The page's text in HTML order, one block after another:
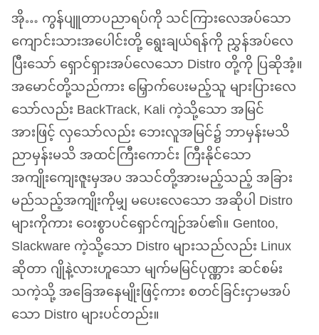
အို… ကွန်ပျူတာပညာရပ်ကို သင်ကြားလေအပ်သော
ကျောင်းသားအပေါင်းတို့ ရွေးချယ်ရန်ကို ညွှန်အပ်လေ
ပြီးသော် ရှောင်ရှားအပ်လေသော Distro တို့ကို ပြဆိုအံ့။
အမောင်တို့သည်ကား မြှောက်ပေးမည့်သူ များပြားလေ
သော်လည်း BackTrack, Kali ကဲ့သို့သော အမြင်
အားဖြင့် လှသော်လည်း ဘေးလူအမြင်၌ ဘာမှန်းမသိ
ညာမှန်းမသိ အထင်ကြီးကောင်း ကြီးနိုင်သော
အကျိုးကျေးဇူးမှအပ အသင်တို့အားမည့်သည့် အခြား
မည်သည့်အကျိုးကိုမျှ မပေးလေသော အဆိုပါ Distro
များကိုကား ဝေးစွာပင်ရှောင်ကျဉ်အပ်၏။ Gentoo,
Slackware ကဲ့သို့သော Distro များသည်လည်း Linux
ဆိုတာ ဂျိုနဲ့လားဟူသော မျက်မမြင်ပုဏ္ဏား ဆင်စမ်း
သကဲ့သို့ အခြေအနေမျိုးဖြင့်ကား စတင်ခြင်းငှာမအပ်
သော Distro များပင်တည်း။